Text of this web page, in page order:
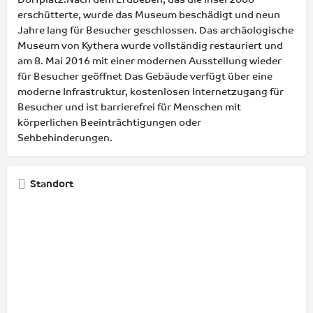
erschütterte, wurde das Museum beschädigt und neun
Jahre lang für Besucher geschlossen. Das archäologische
Museum von Kythera wurde vollständig restauriert und
am 8. Mai 2016 mit einer modernen Ausstellung wieder
für Besucher geöffnet Das Gebäude verfügt über eine
moderne Infrastruktur, kostenlosen Internetzugang für
Besucher und ist barrierefrei für Menschen mit
körperlichen Beeinträchtigungen oder
Sehbehinderungen.
Standort